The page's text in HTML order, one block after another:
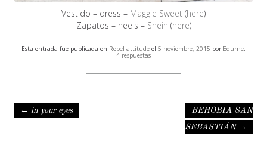
Vestido – dress – Maggie Sweet (here)
Zapatos – heels – Shein (here)
Esta entrada fue publicada en Rebel attitude el 5 noviembre, 2015 por Edurne.
4 respuestas
Navegación de entradas
← in your eyes
BEHOBIA SAN
SEBASTIÁN →